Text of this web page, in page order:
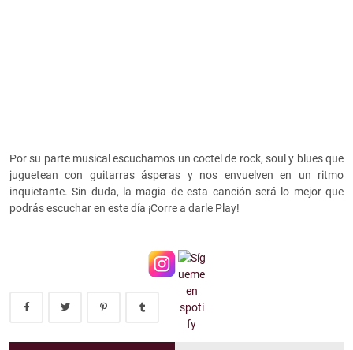
Por su parte musical escuchamos un coctel de rock, soul y blues que
juguetean con guitarras ásperas y nos envuelven en un ritmo
inquietante. Sin duda, la magia de esta canción será lo mejor que
podrás escuchar en este día ¡Corre a darle Play!